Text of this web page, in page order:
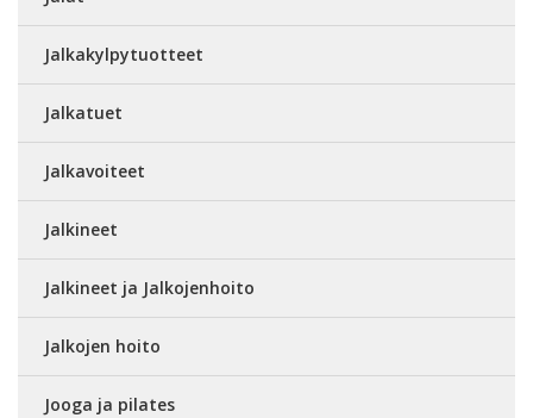
Jalkakylpytuotteet
Jalkatuet
Jalkavoiteet
Jalkineet
Jalkineet ja Jalkojenhoito
Jalkojen hoito
Jooga ja pilates